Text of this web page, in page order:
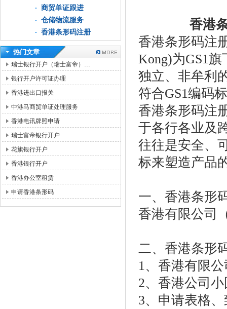
商贸单证跟进
仓储物流服务
香港条形码注册
热门文章
瑞士银行开户（瑞士富帝）…
银行开户许可证办理
香港进出口报关
中港马商贸单证处理服务
香港电讯牌照申请
瑞士富帝银行开户
花旗银行开户
香港银行开户
香港办公室租赁
申请香港条形码
香港
香港条形码注
Kong)为GS1
独立、非牟利
符合GS1编码
香港条形码注
于各行各业及
往往是安全、
标来塑造产品
一、香港条形
香港有限公司
二、香港条形
1、香港有限
2、香港公司
3、申请表格